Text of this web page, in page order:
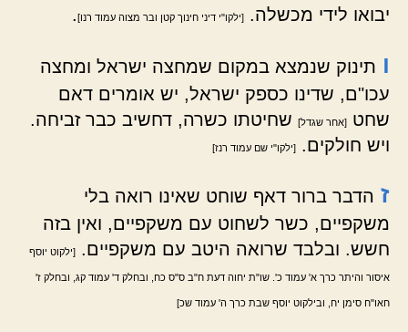
יבואו לידי מכשלה. [ילקו"י דיני חינוך קטן ובר מצוה עמוד רנו].
ו תינוק שנמצא במקום שמחצה ישראל ומחצה
עכו"ם, שדינו כספק ישראל, יש אומרים דאם
שחט [אחר שגדל] שחיטתו כשרה, דחשיב כבר זביחה.
ויש חולקים. [ילקו"י שם עמוד רנז]
ז הדבר ברור דאף שוחט שאינו רואה בלי
משקפיים, כשר לשחוט עם משקפיים, ואין בזה
חשש. ובלבד שרואה היטב עם משקפיים. [ילקוט יוסף
איסור והיתר כרך א' עמוד כ'. שו"ת יחוה דעת ח"ב ס"ס כח, ובחלק ד' עמוד קג, ובחלק ז'
חאו"ח סימן יח, ובילקוט יוסף שבת כרך ה' עמוד שכ]